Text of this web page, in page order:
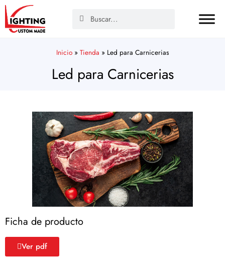
Inicio » Tienda » Led para Carnicerias
Led para Carnicerias
Ficha de producto
Ver pdf